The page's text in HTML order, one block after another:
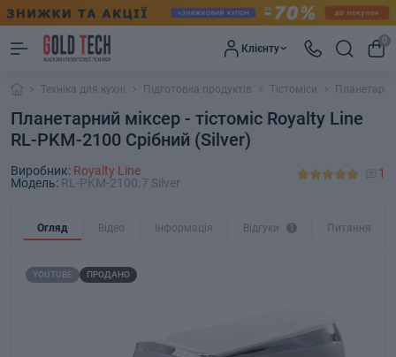
Клієнту
0
Техніка для кухні Підготовка продуктів Тістоміси
Планетарний міксер - тістоміс Royalty Line
RL-PKM-2100 Срібний (Silver)
Виробник: Royalty Line
Модель: RL-PKM-2100.7 Silver
1
Огляд Відео Інформація Відгуки 1 Питання
YOUTUBE ПРОДАНО